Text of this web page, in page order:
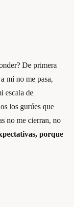
De primera
mí no me pasa,
escala de
los gurúes que
no me cierran, no
porque